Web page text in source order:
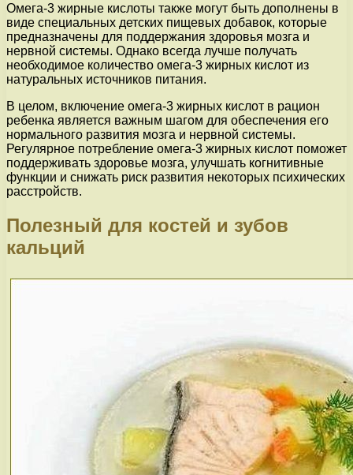
Омега-3 жирные кислоты также могут быть дополнены в
виде специальных детских пищевых добавок, которые
предназначены для поддержания здоровья мозга и
нервной системы. Однако всегда лучше получать
необходимое количество омега-3 жирных кислот из
натуральных источников питания.
В целом, включение омега-3 жирных кислот в рацион
ребенка является важным шагом для обеспечения его
нормального развития мозга и нервной системы.
Регулярное потребление омега-3 жирных кислот поможет
поддерживать здоровье мозга, улучшать когнитивные
функции и снижать риск развития некоторых психических
расстройств.
Полезный для костей и зубов
кальций